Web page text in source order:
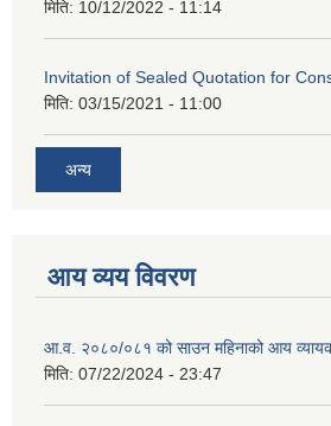
मिति: 10/12/2022 - 11:14
Invitation of Sealed Quotation for
मिति: 03/15/2021 - 11:00
अन्य
आय व्यय विवरण
आ.व. २०८०/०८१ को साउन महिनाको आय
मिति: 07/22/2024 - 23:47